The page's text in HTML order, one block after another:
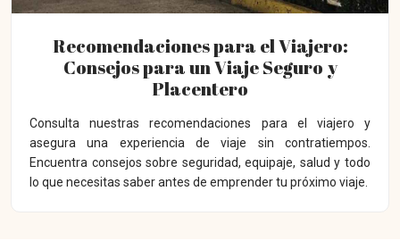
Recomendaciones para el Viajero:
Consejos para un Viaje Seguro y
Placentero
Consulta nuestras recomendaciones para el viajero y
asegura una experiencia de viaje sin contratiempos.
Encuentra consejos sobre seguridad, equipaje, salud y todo
lo que necesitas saber antes de emprender tu próximo viaje.